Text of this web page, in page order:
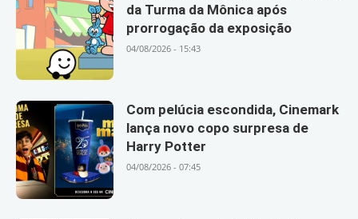
da Turma da Mônica após
prorrogação da exposição
04/08/2026 - 15:43
Com pelúcia escondida, Cinemark
lança novo copo surpresa de
Harry Potter
04/08/2026 - 07:45